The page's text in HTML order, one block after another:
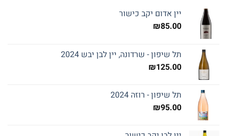
יין אדום יקב כישור
₪85.00
תל שיפון - שרדונה, יין לבן יבש 2024
₪125.00
תל שיפון - רוזה 2024
₪95.00